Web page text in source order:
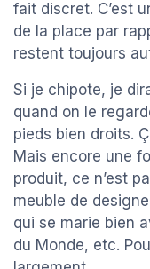
fait discret. C’est
de la place par
restent toujours
Si je chipote, je
quand on le
pieds bien droits.
Mais encore une
produit, ce n’est
meuble de
qui se marie bien
du Monde, etc.